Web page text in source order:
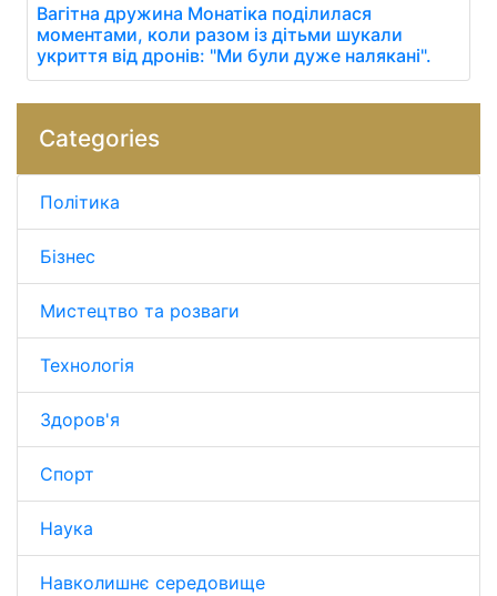
Вагітна дружина Монатіка поділилася
моментами, коли разом із дітьми шукали
укриття від дронів: "Ми були дуже налякані".
Categories
Політика
Бізнес
Мистецтво та розваги
Технологія
Здоров'я
Спорт
Наука
Навколишнє середовище